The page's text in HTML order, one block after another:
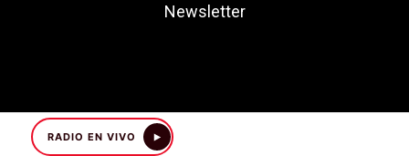
RADIO EN VIVO
Newsletter